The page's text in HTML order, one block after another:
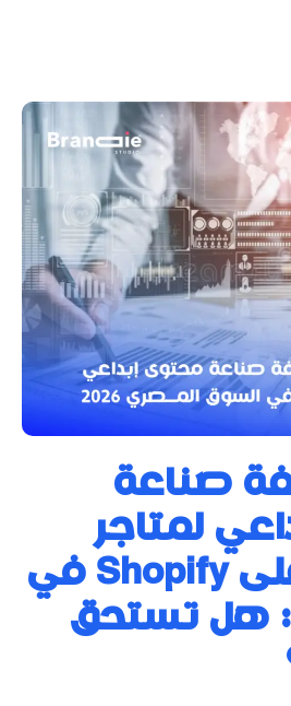
صناعة
لمتاجر
الملابس على Shopify في
مصر 2026: هل تستحق